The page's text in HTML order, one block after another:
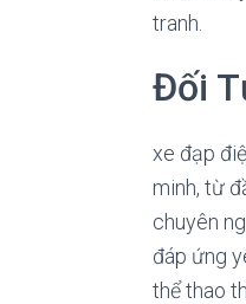
tranh.
Đối
xe đạp
minh, từ
chuyên
đáp ứng
thể thao